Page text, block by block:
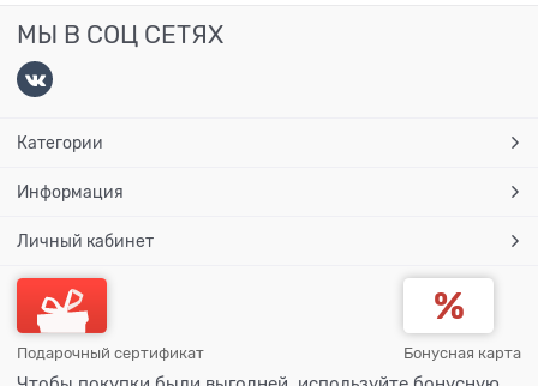
МЫ В СОЦ СЕТЯХ
Категории
Информация
Личный кабинет
Подарочный сертификат Бонусная карта